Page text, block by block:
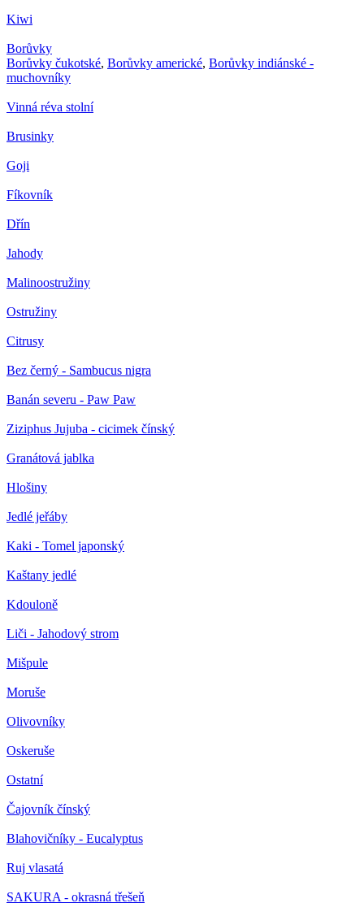
Kiwi
Borůvky
Borůvky čukotské, Borůvky americké, Borůvky indiánské -
muchovníky
Vinná réva stolní
Brusinky
Goji
Fíkovník
Dřín
Jahody
Malinoostružiny
Ostružiny
Citrusy
Bez černý - Sambucus nigra
Banán severu - Paw Paw
Ziziphus Jujuba - cicimek čínský
Granátová jablka
Hlošiny
Jedlé jeřáby
Kaki - Tomel japonský
Kaštany jedlé
Kdouloně
Liči - Jahodový strom
Mišpule
Moruše
Olivovníky
Oskeruše
Ostatní
Čajovník čínský
Blahovičníky - Eucalyptus
Ruj vlasatá
SAKURA - okrasná třešeň